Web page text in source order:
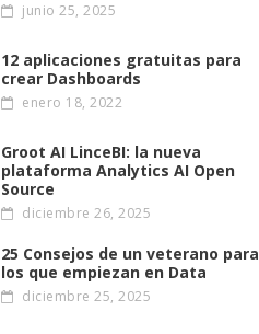
junio 25, 2025
12 aplicaciones gratuitas para
crear Dashboards
enero 18, 2022
Groot AI LinceBI: la nueva
plataforma Analytics AI Open
Source
diciembre 26, 2025
25 Consejos de un veterano para
los que empiezan en Data
diciembre 25, 2025